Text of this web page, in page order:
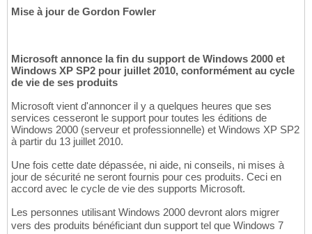
Mise à jour de Gordon Fowler
Microsoft annonce la fin du support de Windows 2000 et
Windows XP SP2 pour juillet 2010, conformément au cycle
de vie de ses produits
Microsoft vient d'annoncer il y a quelques heures que ses
services cesseront le support pour toutes les éditions de
Windows 2000 (serveur et professionnelle) et Windows XP SP2
à partir du 13 juillet 2010.
Une fois cette date dépassée, ni aide, ni conseils, ni mises à
jour de sécurité ne seront fournis pour ces produits. Ceci en
accord avec le cycle de vie des supports Microsoft.
Les personnes utilisant Windows 2000 devront alors migrer
vers des produits bénéficiant dun support tel que Windows 7